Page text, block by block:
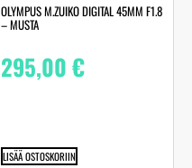
OLYMPUS M.ZUIKO DIGITAL 45MM F1.8
– MUSTA
295,00€
LISÄÄ OSTOSKORIIN